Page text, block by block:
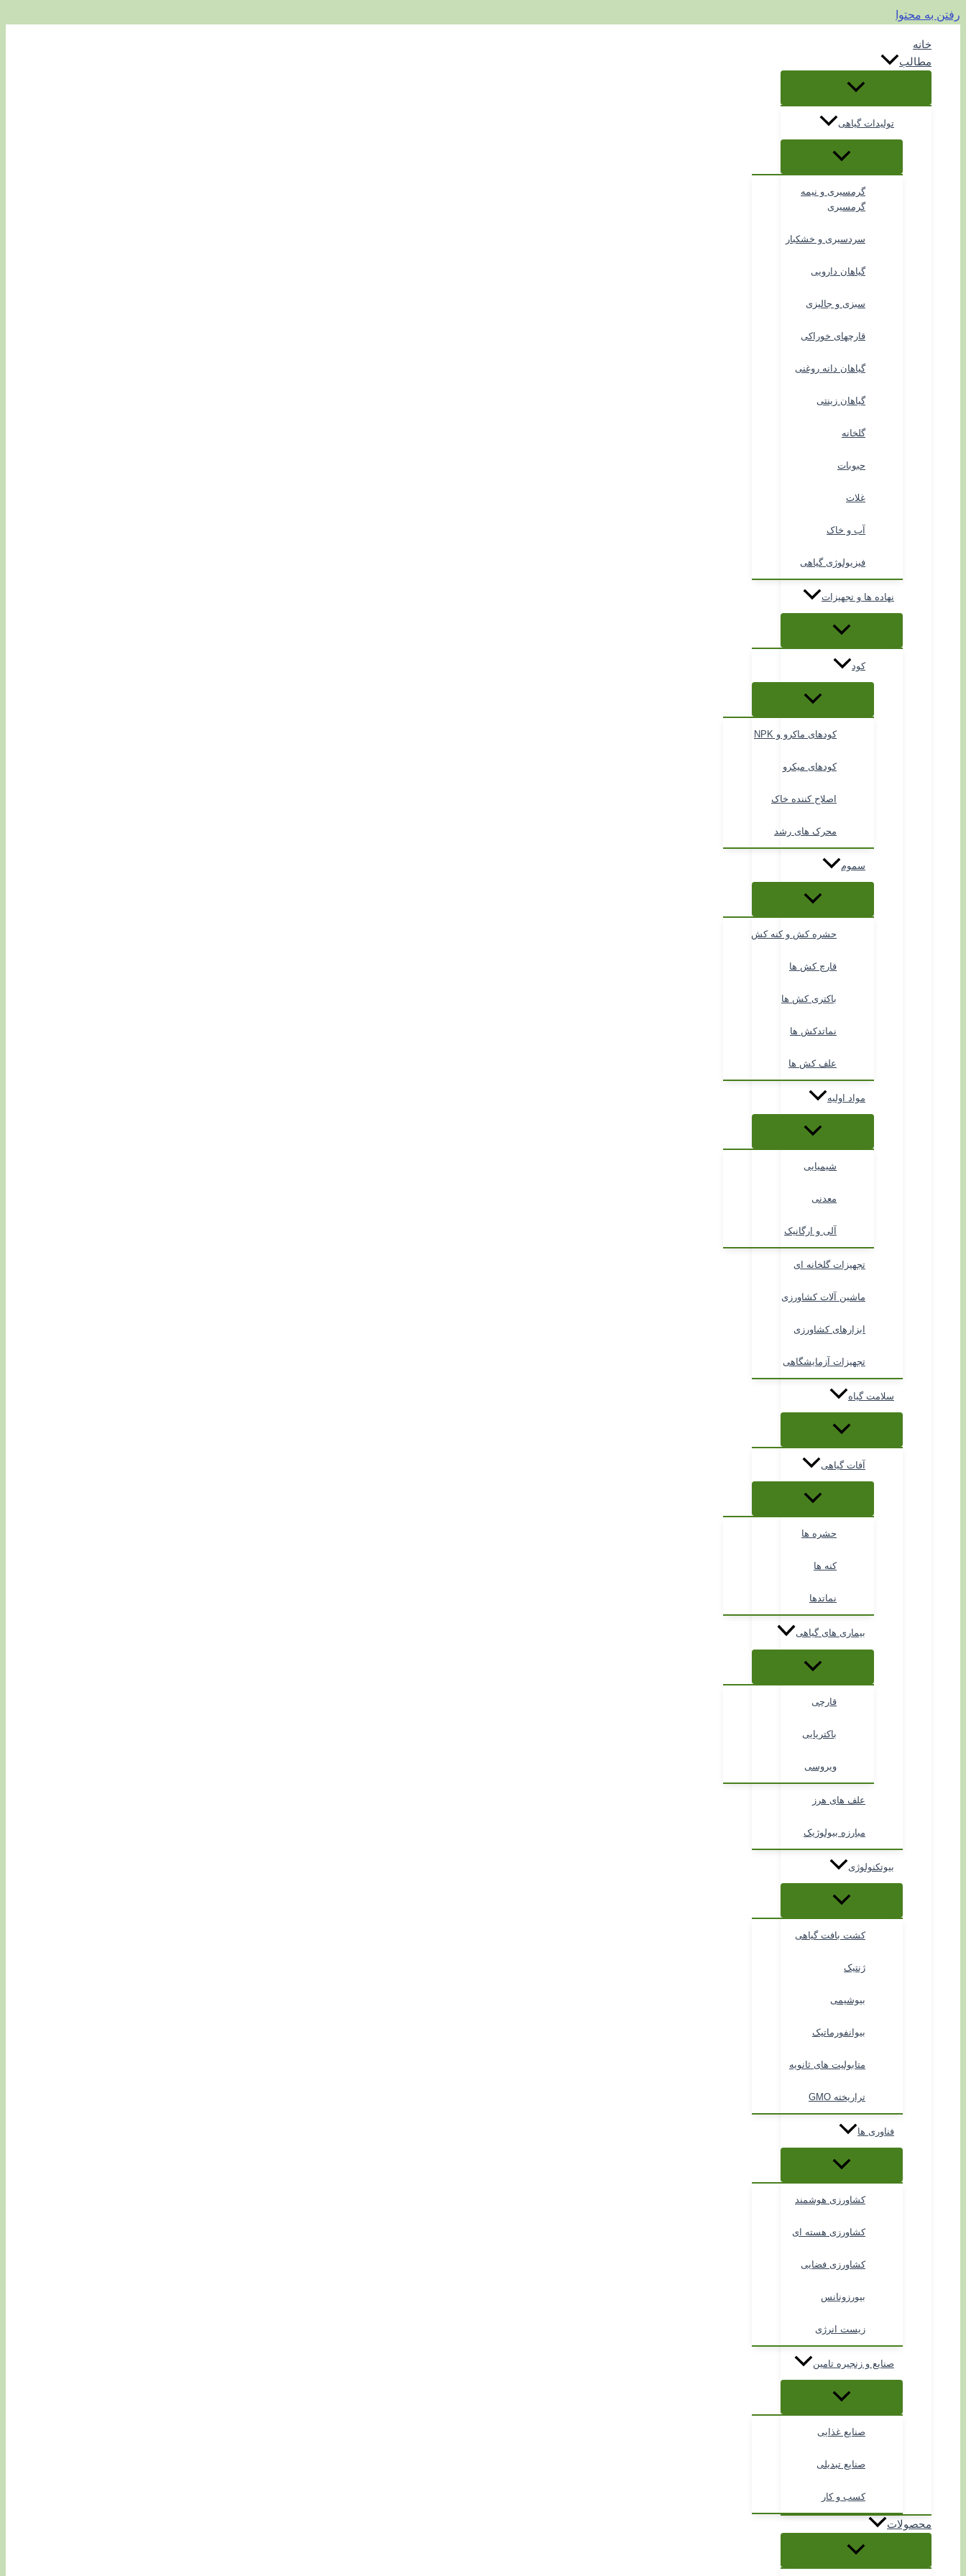
رفتن به محتوا
خانه
مطالب
تولیدات گیاهی
گرمسیری و نیمه
گرمسیری
سردسیری و خشکبار
گیاهان دارویی
سبزی و جالیزی
قارچهای خوراکی
گیاهان دانه روغنی
گیاهان زینتی
گلخانه
حبوبات
غلات
آب و خاک
فیزیولوژی گیاهی
نهاده ها و تجهیزات
کود
کودهای ماکرو و NPK
کودهای میکرو
اصلاح کننده خاک
محرک های رشد
سموم
حشره کش و کنه کش
قارچ کش ها
باکتری کش ها
نماتدکش ها
علف کش ها
مواد اولیه
شیمیایی
معدنی
آلی و ارگانیک
تجهیزات گلخانه ای
ماشین آلات کشاورزی
ابزارهای کشاورزی
تجهیزات آزمایشگاهی
سلامت گیاه
آفات گیاهی
حشره ها
کنه ها
نماتدها
بیماری های گیاهی
قارچی
باکتریایی
ویروسی
علف های هرز
مبارزه بیولوژیک
بیوتکنولوژی
کشت بافت گیاهی
ژنتیک
بیوشیمی
بیوانفورماتیک
متابولیت های ثانویه
تراریخته GMO
فناوری ها
کشاورزی هوشمند
کشاورزی هسته ای
کشاورزی فضایی
بیورزونانس
زیست انرژی
صنایع و زنجیره تامین
صنایع غذایی
صنایع تبدیلی
کسب و کار
محصولات